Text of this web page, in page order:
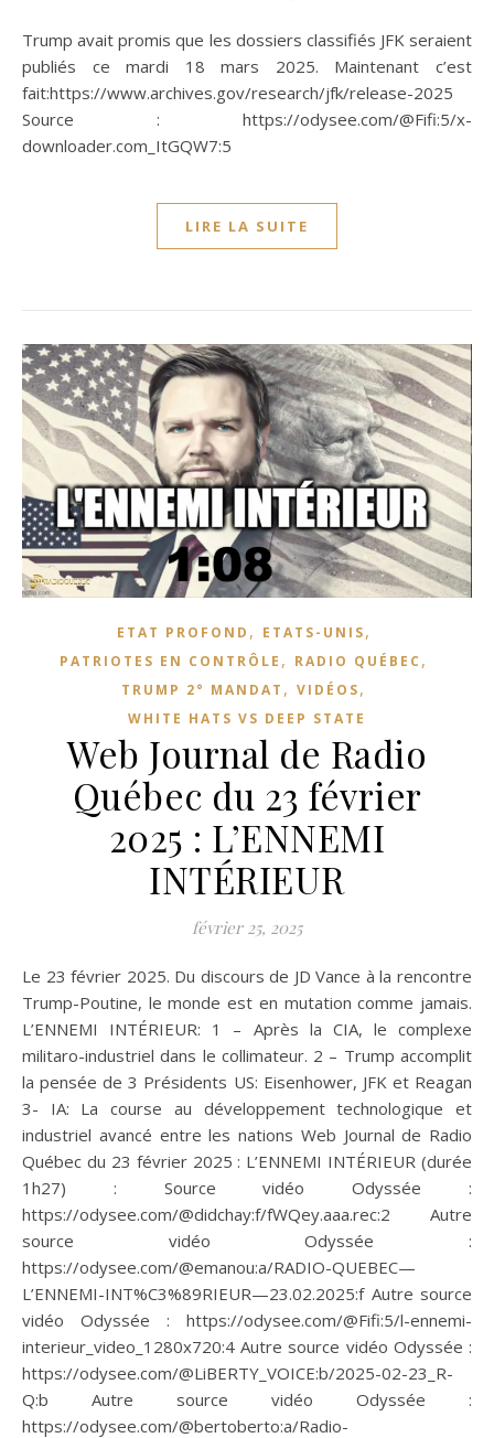
Trump avait promis que les dossiers classifiés JFK seraient
publiés ce mardi 18 mars 2025. Maintenant c’est
fait:https://www.archives.gov/research/jfk/release-2025
Source : https://odysee.com/@Fifi:5/x-
downloader.com_ItGQW7:5
LIRE LA SUITE
ETAT PROFOND , ETATS-UNIS,
PATRIOTES EN CONTRÔLE , RADIO QUÉBEC ,
TRUMP 2° MANDAT , VIDÉOS,
WHITE HATS VS DEEP STATE
Web Journal de Radio
Québec du 23 février
2025 : L’ENNEMI
INTÉRIEUR
février 25, 2025
Le 23 février 2025. Du discours de JD Vance à la rencontre
Trump-Poutine, le monde est en mutation comme jamais.
L’ENNEMI INTÉRIEUR: 1 – Après la CIA, le complexe
militaro-industriel dans le collimateur. 2 – Trump accomplit
la pensée de 3 Présidents US: Eisenhower, JFK et Reagan
3- IA: La course au développement technologique et
industriel avancé entre les nations Web Journal de Radio
Québec du 23 février 2025 : L’ENNEMI INTÉRIEUR (durée
1h27) : Source vidéo Odyssée :
https://odysee.com/@didchay:f/fWQey.aaa.rec:2 Autre
source vidéo Odyssée :
https://odysee.com/@emanou:a/RADIO-QUEBEC—
L’ENNEMI-INT%C3%89RIEUR—23.02.2025:f Autre source
vidéo Odyssée : https://odysee.com/@Fifi:5/l-ennemi-
interieur_video_1280x720:4 Autre source vidéo Odyssée :
https://odysee.com/@LiBERTY_VOICE:b/2025-02-23_R-
Q:b Autre source vidéo Odyssée :
https://odysee.com/@bertoberto:a/Radio-